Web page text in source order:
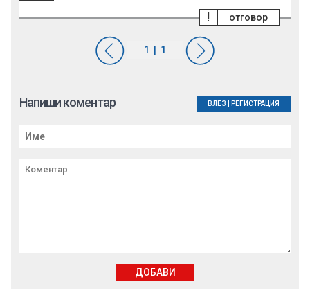
отговор
!
Напиши коментар ВЛЕЗ РЕГИСТРАЦИЯ
ДОБАВИ